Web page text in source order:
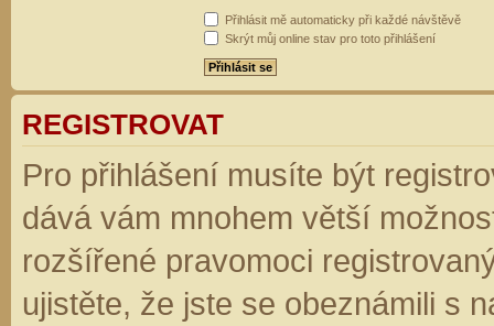
Přihlásit mě automaticky při každé návštěvě
Skrýt můj online stav pro toto přihlášení
REGISTROVAT
Pro přihlášení musíte být
dává vám mnohem větší
rozšířené pravomoci
ujistěte, že jste se obeznámili s